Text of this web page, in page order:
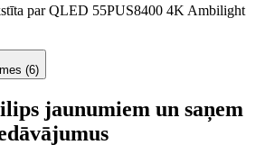
par QLED 55PUS8400 4K Ambilight
(6)
jaunumiem un saņem